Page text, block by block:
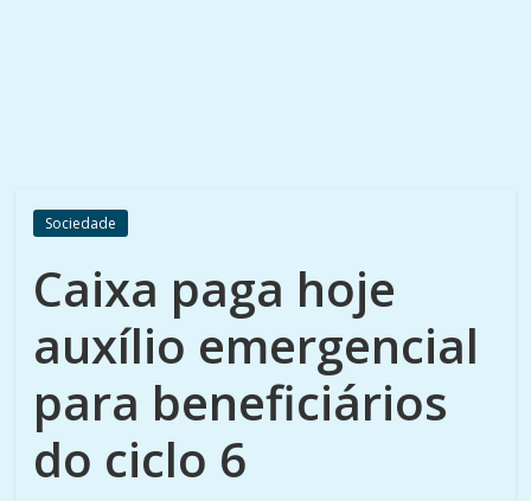
Sociedade
Caixa paga hoje
auxílio emergencial
para beneficiários
do ciclo 6